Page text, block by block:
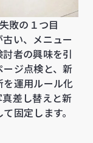
敗の１つ目
い、メニュー
者の興味を引
ジ点検と、新
を運用ルール化
差し替えと新
固定します。